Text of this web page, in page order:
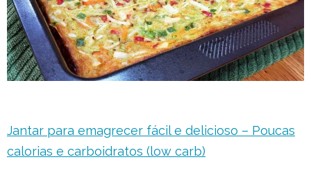
Jantar para emagrecer fácil e delicioso – Poucas
calorias e carboidratos (low carb)